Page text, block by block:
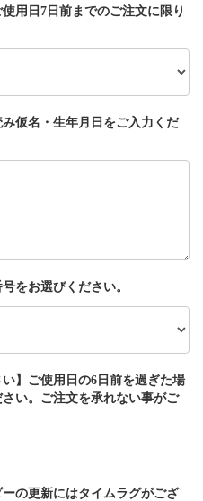
用日7日前までのご注文に限り
仮名・生年月日をご入力くだ
をお選びください。
】ご使用日の6日前を過ぎた場
い。ご注文を承れない事がご
の更新にはタイムラグがござ